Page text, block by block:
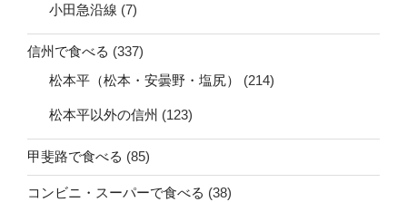
小田急沿線 (7)
信州で食べる (337)
松本平（松本・安曇野・塩尻）
(214)
松本平以外の信州 (123)
甲斐路で食べる (85)
コンビニ・スーパーで食べる (38)